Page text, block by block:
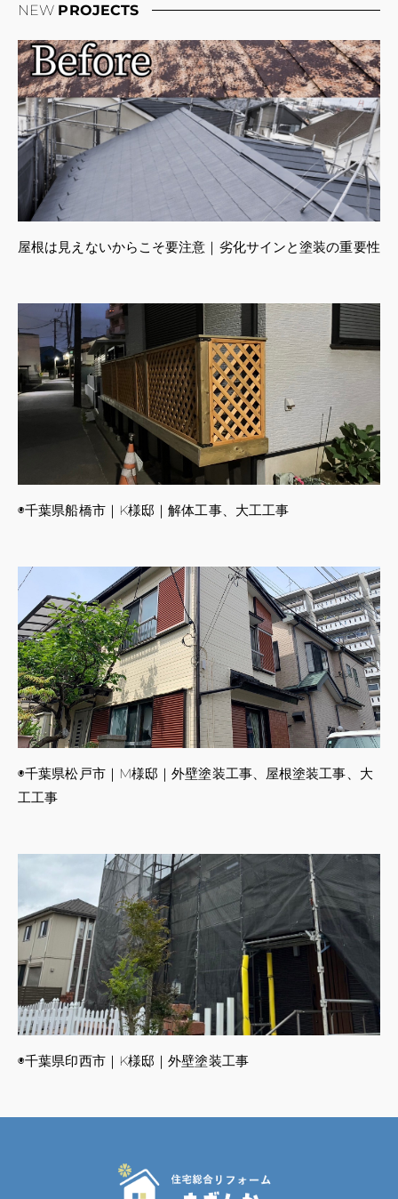
NEW PROJECTS
屋根は見えないからこそ要注意｜劣化サインと塗装の重要性
◉千葉県船橋市｜K様邸｜解体工事、大工工事
◉千葉県松戸市｜M様邸｜外壁塗装工事、屋根塗装工事、大
工工事
◉千葉県印西市｜K様邸｜外壁塗装工事